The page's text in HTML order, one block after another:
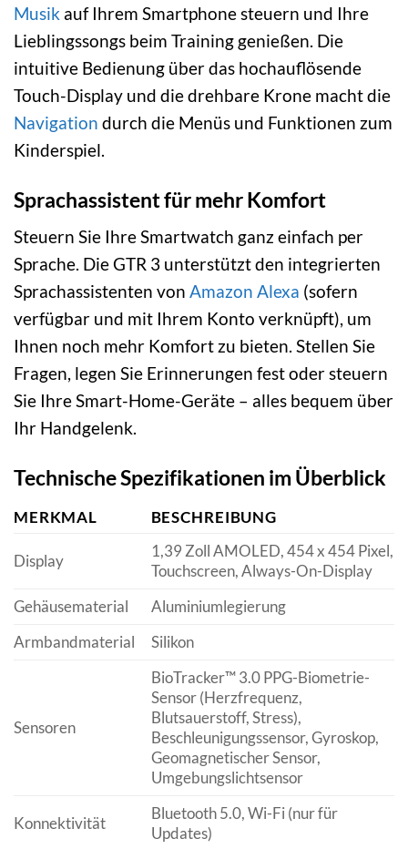
Musik auf Ihrem Smartphone steuern und Ihre
Lieblingssongs beim Training genießen. Die
intuitive Bedienung über das hochauflösende
Touch-Display und die drehbare Krone macht die
Navigation durch die Menüs und Funktionen zum
Kinderspiel.
Sprachassistent für mehr Komfort
Steuern Sie Ihre Smartwatch ganz einfach per
Sprache. Die GTR 3 unterstützt den integrierten
Sprachassistenten von Amazon Alexa (sofern
verfügbar und mit Ihrem Konto verknüpft), um
Ihnen noch mehr Komfort zu bieten. Stellen Sie
Fragen, legen Sie Erinnerungen fest oder steuern
Sie Ihre Smart-Home-Geräte – alles bequem über
Ihr Handgelenk.
Technische Spezifikationen im Überblick
MERKMAL BESCHREIBUNG
Display
1,39 Zoll AMOLED, 454 x 454 Pixel,
Touchscreen, Always-On-Display
Gehäusematerial
Aluminiumlegierung
Armbandmaterial
Silikon
Sensoren
BioTracker™ 3.0 PPG-Biometrie-
Sensor (Herzfrequenz,
Blutsauerstoff, Stress),
Beschleunigungssensor, Gyroskop,
Geomagnetischer Sensor,
Umgebungslichtsensor
Konnektivität
Bluetooth 5.0, Wi-Fi (nur für
Updates)